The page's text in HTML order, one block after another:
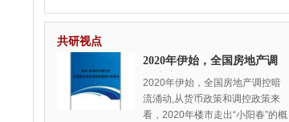
共研视点
2020年伊始，全国房地产调
控暗流涌动
2020年伊始，全国房地产调控暗
流涌动,从货币政策和调控政策来
看，2020年楼市走出“小阳春”的概